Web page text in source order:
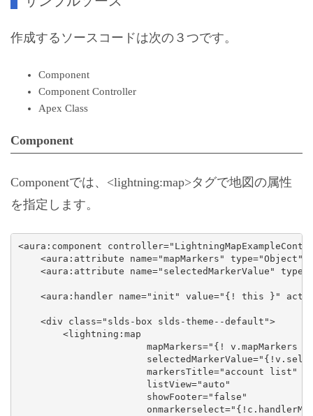
作成するソースコードは次の３つです。
Component
Component Controller
Apex Class
Component
Componentでは、<lightning:map>タグで地図の属性
を指定します。
<aura:component
<aura:attribute name="mapMarkers" type="Object"/
<aura:attribute name="selectedMarkerValue"
<aura:handler name="init" value="{! this }"
    <div class="slds-box slds-theme--default">
        <lightning:map
mapMarkers="{! v.mapMarkers
                       markersTitle="account list"
                       listView="auto"
                       showFooter="false"